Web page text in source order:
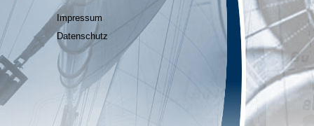
Impressum
Datenschutz